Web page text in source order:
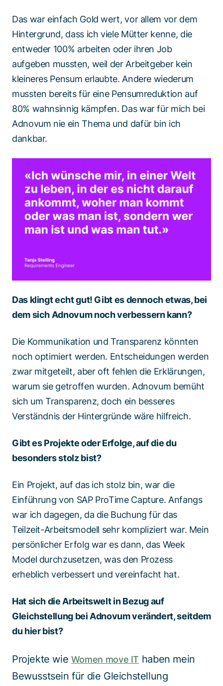
Das war einfach Gold wert, vor allem vor dem
Hintergrund, dass ich viele Mütter kenne, die
entweder 100% arbeiten oder ihren Job
aufgeben mussten, weil der Arbeitgeber kein
kleineres Pensum erlaubte. Andere wiederum
mussten bereits für eine Pensumreduktion auf
80% wahnsinnig kämpfen. Das war für mich bei
Adnovum nie ein Thema und dafür bin ich
dankbar.
Das klingt echt gut! Gibt es dennoch etwas, bei
dem sich Adnovum noch verbessern kann?
Die Kommunikation und Transparenz könnten
noch optimiert werden. Entscheidungen werden
zwar mitgeteilt, aber oft fehlen die Erklärungen,
warum sie getroffen wurden. Adnovum bemüht
sich um Transparenz, doch ein besseres
Verständnis der Hintergründe wäre hilfreich.
Gibt es Projekte oder Erfolge, auf die du
besonders stolz bist?
Ein Projekt, auf das ich stolz bin, war die
Einführung von SAP ProTime Capture. Anfangs
war ich dagegen, da die Buchung für das
Teilzeit-Arbeitsmodell sehr kompliziert war. Mein
persönlicher Erfolg war es dann, das Week
Model durchzusetzen, was den Prozess
erheblich verbessert und vereinfacht hat.
Hat sich die Arbeitswelt in Bezug auf
Gleichstellung bei Adnovum verändert, seitdem
du hier bist?
Projekte wie Women move IT haben mein
Bewusstsein für die Gleichstellung